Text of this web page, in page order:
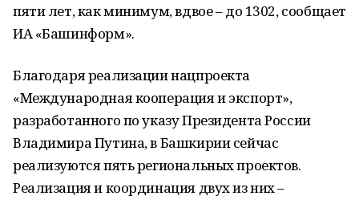
пяти лет, как минимум, вдвое – до 1302, сообщает
ИА «Башинформ».
Благодаря реализации нацпроекта
«Международная кооперация и экспорт»,
разработанного по указу Президента России
Владимира Путина, в Башкирии сейчас
реализуются пять региональных проектов.
Реализация и координация двух из них –